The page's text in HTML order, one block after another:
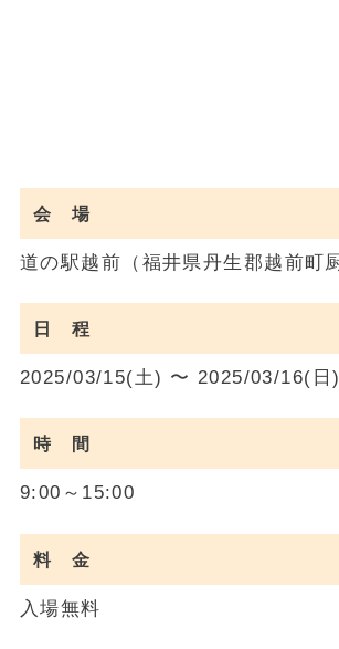
会 場
道の駅越前（福井県丹生郡越前町
日 程
2025/03/15(土) 〜 2025/03/16(日)
時 間
9:00～15:00
料 金
入場無料